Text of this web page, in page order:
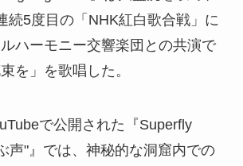
続5度目の「NHK紅白歌合戦」に
ハーモニー交響楽団との共演で
を」を歌唱した。
で公開された『Superfly
声"』では、神秘的な洞窟内での